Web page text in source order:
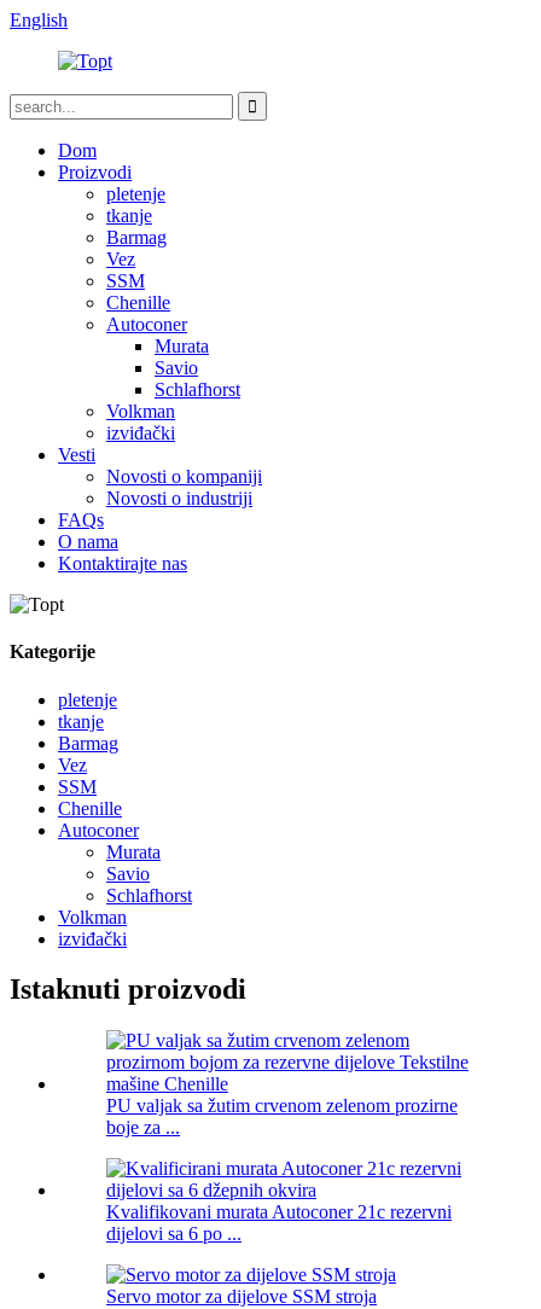
English
Dom
Proizvodi
pletenje
tkanje
Barmag
Vez
SSM
Chenille
Autoconer
Murata
Savio
Schlafhorst
Volkman
izviđački
Vesti
Novosti o kompaniji
Novosti o industriji
FAQs
O nama
Kontaktirajte nas
Kategorije
pletenje
tkanje
Barmag
Vez
SSM
Chenille
Autoconer
Murata
Savio
Schlafhorst
Volkman
izviđački
Istaknuti proizvodi
PU valjak sa žutim crvenom zelenom prozirne
boje za ...
Kvalifikovani murata Autoconer 21c rezervni
dijelovi sa 6 po ...
Servo motor za dijelove SSM stroja